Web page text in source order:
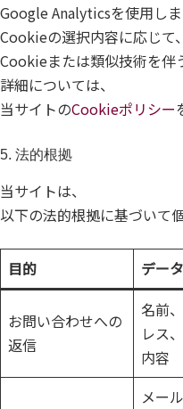
Google Analyticsを使用しま
Cookieの選択内容に応じて、
Cookieまたは類似技術を伴
詳細については、
当サイトのCookieポリシー
5. 法的根拠
当サイトは、
以下の法的根拠に基づいて
目的 デー
お問い合わせへの
返信
名前
レス
内容
メー